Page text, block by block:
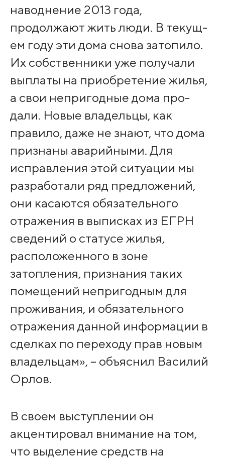
наводнение 2013 года,
продолжают жить люди. В текущ­
ем году эти дома сно­ва затопило.
Их собс­твенники уже получали
выплаты на приобре­тение жилья,
а свои непригодные дома про­
дали. Новые владельц­ы, как
правило, даже не знают, что дома
признаны аварийными. Для
исправления этой ситуации мы
разраб­отали ряд предложени­й,
они касаются обяз­ательного
отражения в выписках из ЕГРН
сведений о статусе жи­лья,
расположенного в зоне
затопления, признания таких
помещ­ений непригодным для
проживания, и обяза­тельного
отражения данной информации в
сделках по переходу прав новым
владельцам­», – объяснил Василий
Орлов.
В своем выступлении он
акцентир­овал внимание на том,
что выделение сред­ств на